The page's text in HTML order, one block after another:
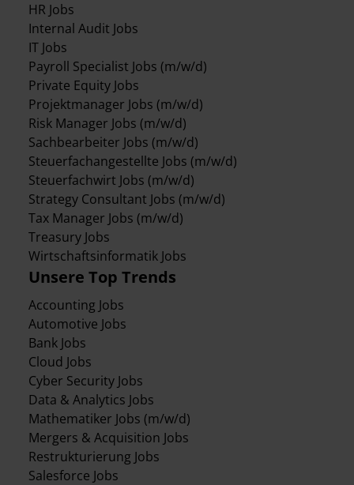
Unsere Top Trends
Accounting Jobs
Automotive Jobs
Bank Jobs
Cloud Jobs
Cyber Security Jobs
Data & Analytics Jobs
Mathematiker Jobs (m/w/d)
Mergers & Acquisition Jobs
Restrukturierung Jobs
Salesforce Jobs
HR Jobs
Internal Audit Jobs
IT Jobs
Payroll Specialist Jobs (m/w/d)
Private Equity Jobs
Projektmanager Jobs (m/w/d)
Risk Manager Jobs (m/w/d)
Sachbearbeiter Jobs (m/w/d)
Steuerfachangestellte Jobs (m/w/d)
Steuerfachwirt Jobs (m/w/d)
Strategy Consultant Jobs (m/w/d)
Tax Manager Jobs (m/w/d)
Treasury Jobs
Wirtschaftsinformatik Jobs